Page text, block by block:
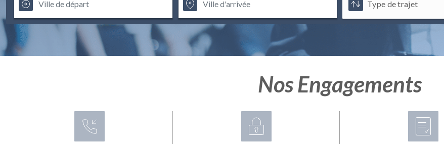
Nos Engagements